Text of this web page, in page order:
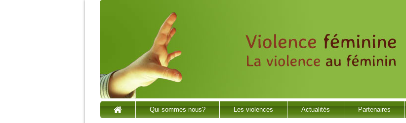
Qui sommes nous? Les violences Actualités Partenaires